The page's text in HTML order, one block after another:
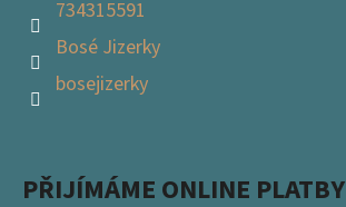
734315591
Bosé Jizerky
bosejizerky
PŘIJÍMÁME ONLINE PLATBY